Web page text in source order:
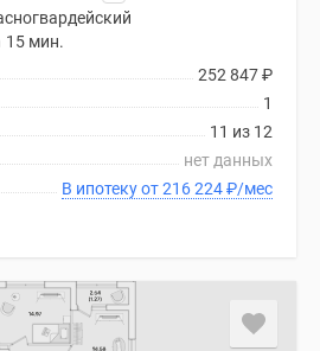
15 мин.
252 847₽
1
11 из 12
нет данных
В ипотеку от 216 224₽/мес